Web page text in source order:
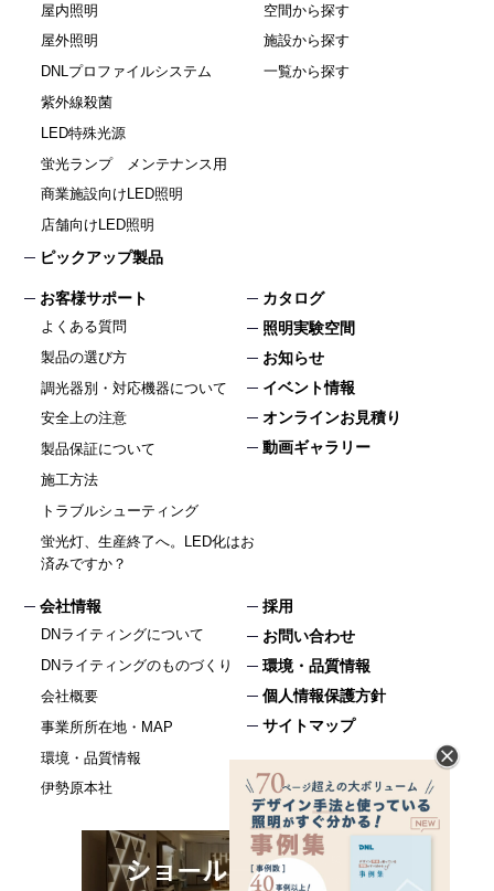
屋内照明
屋外照明
DNLプロファイルシステム
紫外線殺菌
LED特殊光源
蛍光ランプ メンテナンス用
商業施設向けLED照明
店舗向けLED照明
ピックアップ製品
空間から探す
施設から探す
一覧から探す
お客様サポート
よくある質問
製品の選び方
調光器別・対応機器について
安全上の注意
製品保証について
施工方法
トラブルシューティング
蛍光灯、生産終了へ。LED化はお
済みですか？
カタログ
照明実験空間
お知らせ
イベント情報
オンラインお見積り
動画ギャラリー
会社情報
DNライティングについて
DNライティングのものづくり
会社概要
事業所所在地・MAP
環境・品質情報
伊勢原本社
採用
お問い合わせ
環境・品質情報
個人情報保護方針
サイトマップ